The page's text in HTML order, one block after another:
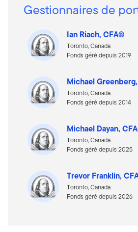
Gestionnaires de
Ian Riach, CFA®
Toronto, Canada
Fonds géré depuis 2019
Michael
Toronto, Canada
Fonds géré depuis 2014
Michael Dayan,
Toronto, Canada
Fonds géré depuis 2025
Trevor Franklin,
Toronto, Canada
Fonds géré depuis 2026